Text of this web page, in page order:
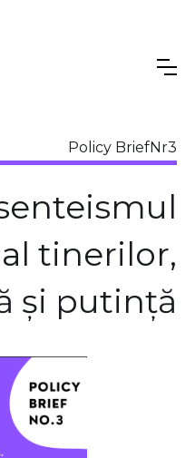
Policy BriefNr3
tinerilor,
și putință